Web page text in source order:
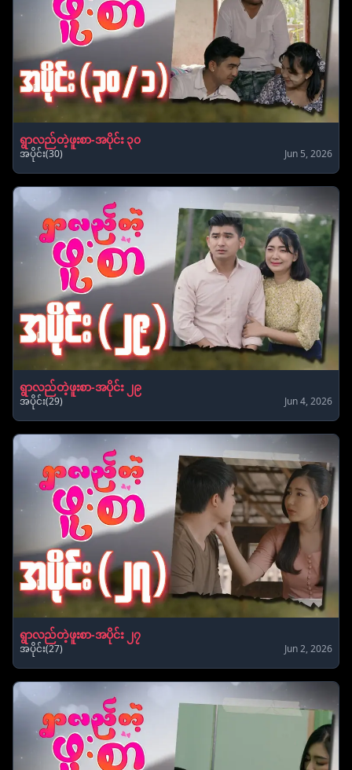
ရွာလည်တဲ့ဖူးစာ-အပိုင်း ၃၀
အပိုင်း(30) Jun 5, 2026
ရွာလည်တဲ့ဖူးစာ-အပိုင်း ၂၉
အပိုင်း(29) Jun 4, 2026
ရွာလည်တဲ့ဖူးစာ-အပိုင်း ၂၇
အပိုင်း(27) Jun 2, 2026